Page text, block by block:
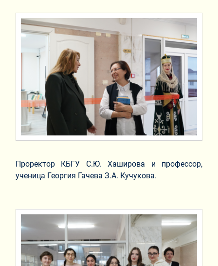
Проректор КБГУ С.Ю. Хаширова и профессор,
ученица Георгия Гачева З.А. Кучукова.